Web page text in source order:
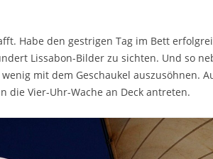
Habe den gestrigen Tag im Bett
Lissabon-Bilder zu sichten. Und so
mit dem Geschaukel auszusöhnen.
die Vier-Uhr-Wache an Deck antreten.